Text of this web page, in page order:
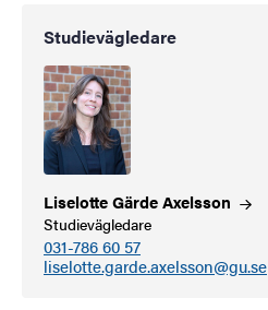
Studievägledare
Liselotte GärdeAxelsson
Studievägledare
031-786 60 57
liselotte.garde.axelsson@gu.se